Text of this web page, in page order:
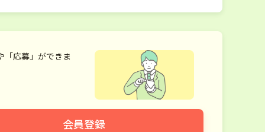
「応募」ができま
会員登録